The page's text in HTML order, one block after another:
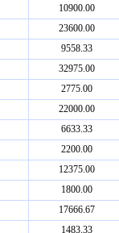
10900.00
23600.00
9558.33
32975.00
2775.00
22000.00
6633.33
2200.00
12375.00
1800.00
17666.67
1483.33